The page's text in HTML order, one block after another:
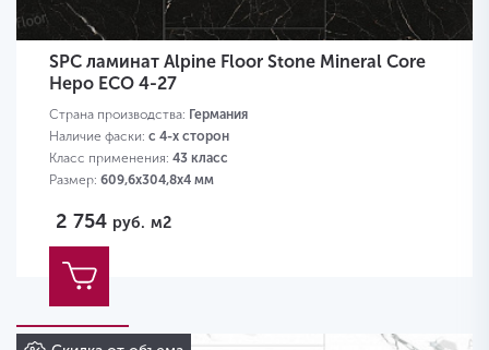
SPC ламинат Alpine Floor Stone Mineral Core
Неро ЕСО 4-27
Страна производства: Германия
Наличие фаски: с 4-х сторон
Класс применения: 43 класс
Размер: 609,6х304,8х4 мм
2 754 руб. м2